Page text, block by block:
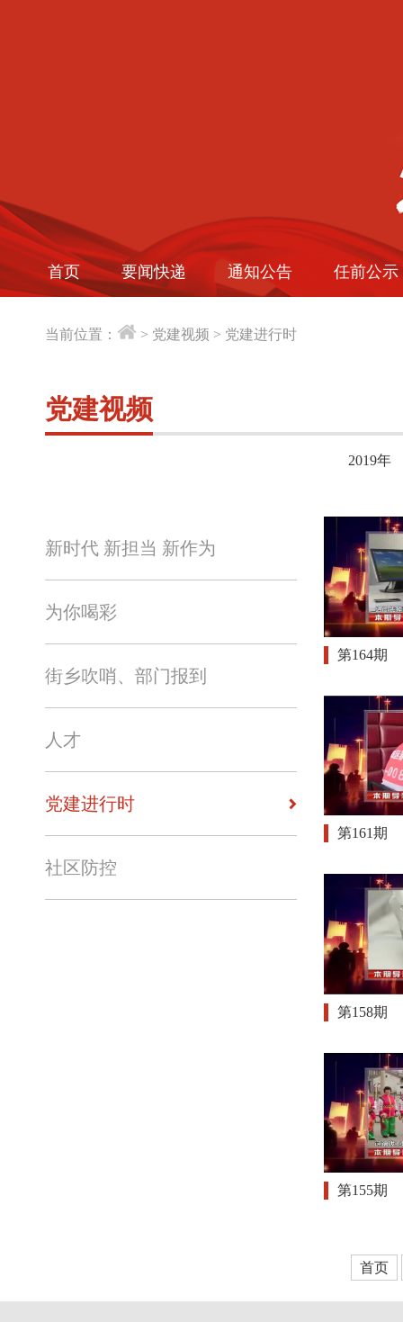
首页 要闻快递 通知公告 任前公示
当前位置： > 党建视频 > 党建进行时
党建视频
2019年
新时代 新担当 新作为
为你喝彩
街乡吹哨、部门报到
人才
党建进行时
社区防控
第164期
第161期
第158期
第155期
首页